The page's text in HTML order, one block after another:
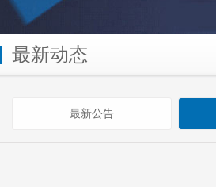
最新动态
最新公告